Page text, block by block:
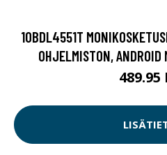
10BDL4551T
OHJELMISTON,
489.95